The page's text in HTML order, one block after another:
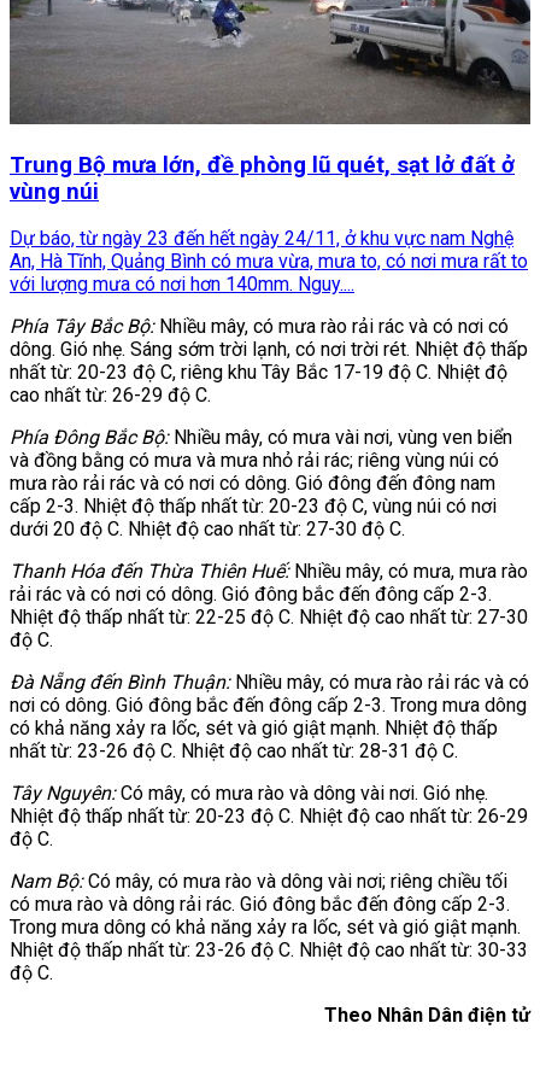
Trung Bộ mưa lớn, đề phòng lũ quét, sạt lở đất ở
vùng núi
Dự báo, từ ngày 23 đến hết ngày 24/11, ở khu vực nam Nghệ
An, Hà Tĩnh, Quảng Bình có mưa vừa, mưa to, có nơi mưa rất to
với lượng mưa có nơi hơn 140mm. Nguy....
Phía Tây Bắc Bộ: Nhiều mây, có mưa rào rải rác và có nơi có
dông. Gió nhẹ. Sáng sớm trời lạnh, có nơi trời rét. Nhiệt độ thấp
nhất từ: 20-23 độ C, riêng khu Tây Bắc 17-19 độ C. Nhiệt độ
cao nhất từ: 26-29 độ C.
Phía Đông Bắc Bộ: Nhiều mây, có mưa vài nơi, vùng ven biển
và đồng bằng có mưa và mưa nhỏ rải rác; riêng vùng núi có
mưa rào rải rác và có nơi có dông. Gió đông đến đông nam
cấp 2-3. Nhiệt độ thấp nhất từ: 20-23 độ C, vùng núi có nơi
dưới 20 độ C. Nhiệt độ cao nhất từ: 27-30 độ C.
Thanh Hóa đến Thừa Thiên Huế: Nhiều mây, có mưa, mưa rào
rải rác và có nơi có dông. Gió đông bắc đến đông cấp 2-3.
Nhiệt độ thấp nhất từ: 22-25 độ C. Nhiệt độ cao nhất từ: 27-30
độ C.
Đà Nẵng đến Bình Thuận: Nhiều mây, có mưa rào rải rác và có
nơi có dông. Gió đông bắc đến đông cấp 2-3. Trong mưa dông
có khả năng xảy ra lốc, sét và gió giật mạnh. Nhiệt độ thấp
nhất từ: 23-26 độ C. Nhiệt độ cao nhất từ: 28-31 độ C.
Tây Nguyên: Có mây, có mưa rào và dông vài nơi. Gió nhẹ.
Nhiệt độ thấp nhất từ: 20-23 độ C. Nhiệt độ cao nhất từ: 26-29
độ C.
Nam Bộ: Có mây, có mưa rào và dông vài nơi; riêng chiều tối
có mưa rào và dông rải rác. Gió đông bắc đến đông cấp 2-3.
Trong mưa dông có khả năng xảy ra lốc, sét và gió giật mạnh.
Nhiệt độ thấp nhất từ: 23-26 độ C. Nhiệt độ cao nhất từ: 30-33
độ C.
Theo Nhân Dân điện tử